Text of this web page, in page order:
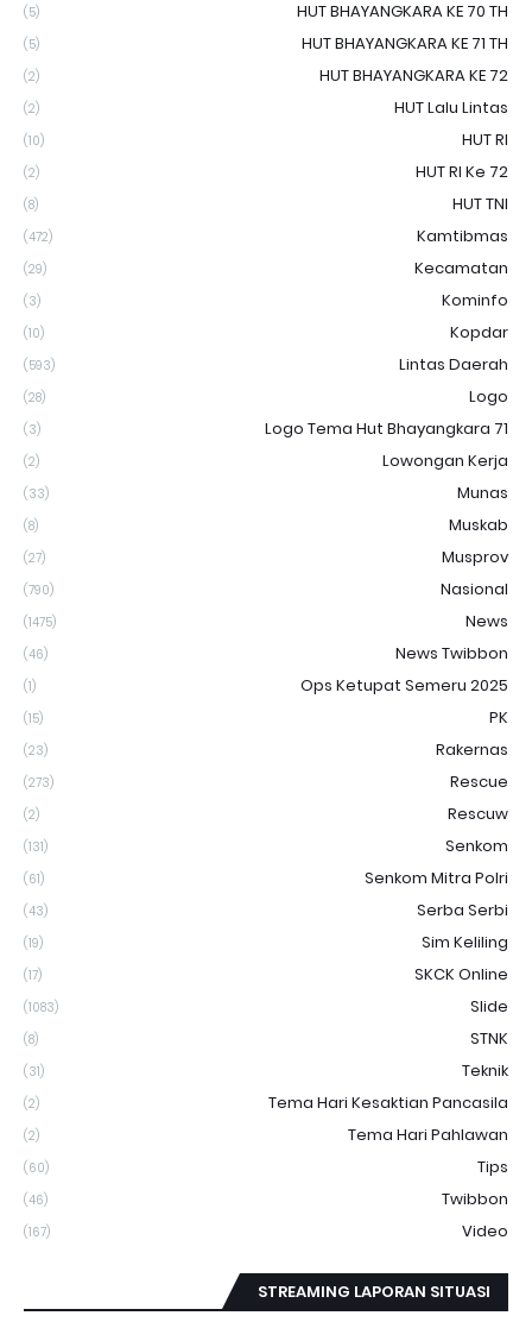
HUT BHAYANGKARA KE 70 TH
(5)
HUT BHAYANGKARA KE 71 TH
(5)
HUT BHAYANGKARA KE 72
(2)
HUT Lalu Lintas
(2)
HUT RI
(10)
HUT RI Ke 72
(2)
HUT TNI
(8)
Kamtibmas
(472)
Kecamatan
(29)
Kominfo
(3)
Kopdar
(10)
Lintas Daerah
(593)
Logo
(28)
Logo Tema Hut Bhayangkara 71
(3)
Lowongan Kerja
(2)
Munas
(33)
Muskab
(8)
Musprov
(27)
Nasional
(790)
News
(1475)
News Twibbon
(46)
Ops Ketupat Semeru 2025
(1)
PK
(15)
Rakernas
(23)
Rescue
(273)
Rescuw
(2)
Senkom
(131)
Senkom Mitra Polri
(61)
Serba Serbi
(43)
Sim Keliling
(19)
SKCK Online
(17)
Slide
(1083)
STNK
(8)
Teknik
(31)
Tema Hari Kesaktian Pancasila
(2)
Tema Hari Pahlawan
(2)
Tips
(60)
Twibbon
(46)
Video
(167)
STREAMING LAPORAN SITUASI